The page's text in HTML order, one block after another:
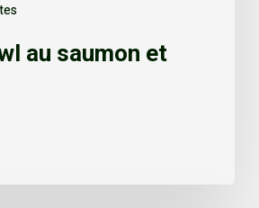
au saumon et